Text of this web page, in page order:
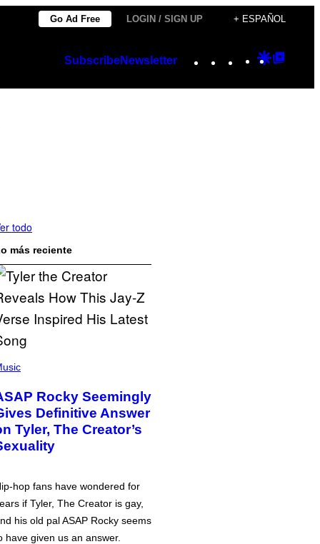
Go Ad Free LOGIN / SIGN UP + ESPAÑOL
SubscribeNewsletter Instagram
TikTok
YouTube
Google
todo
más reciente
Rocky Seemingly
Definitive Answer
Tyler, The Creator’s
hop fans have wondered for
if Tyler, The Creator is gay,
his old pal ASAP Rocky seems
have given us an answer.